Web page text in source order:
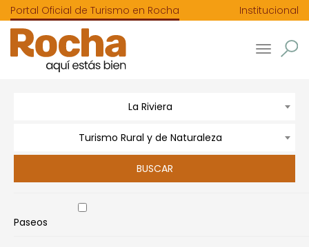
Portal Oficial de Turismo en Rocha Institucional
Toggle
La Riviera
Turismo Rural y de Naturaleza
Paseos